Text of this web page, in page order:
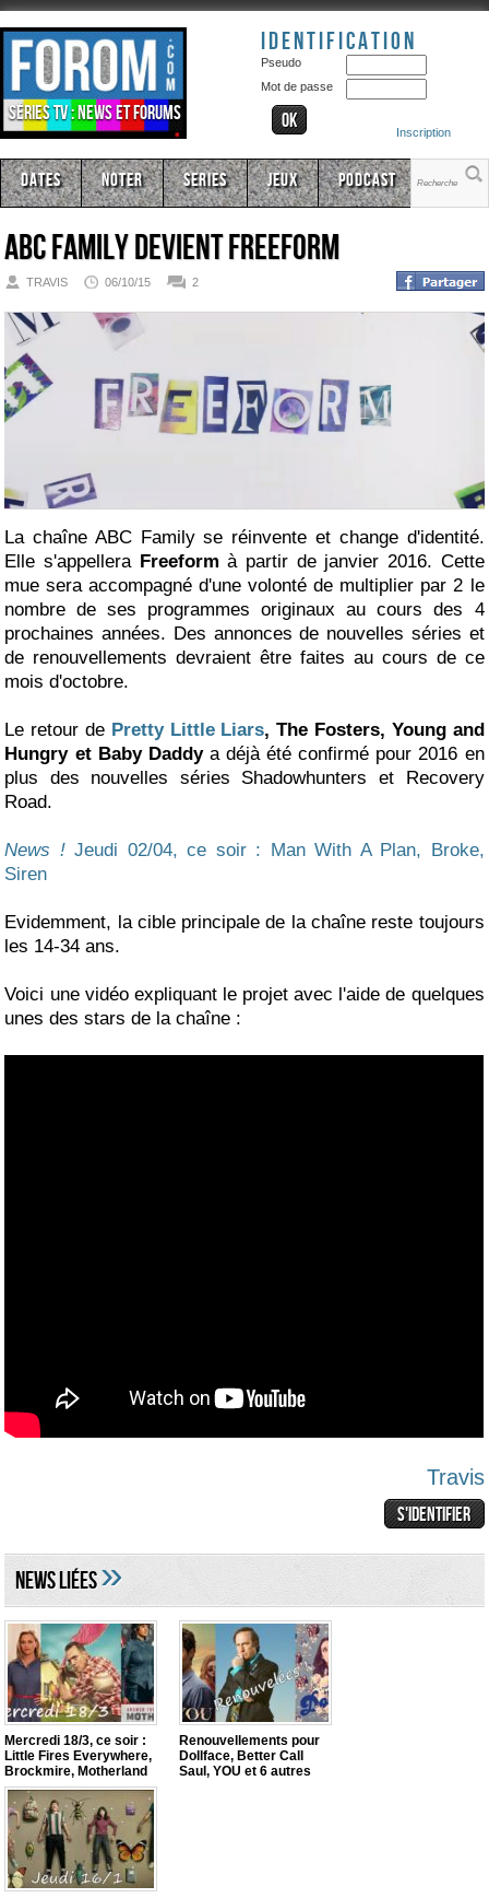
Séries TV : news et forums
Identification
Pseudo
Mot de passe
Inscription
Dates Noter Series Jeux Podcast
ABC Family devient Freeform
TRAVIS 06/10/15 2
La chaîne ABC Family se réinvente et change d'identité.
Elle s'appellera Freeform à partir de janvier 2016. Cette
mue sera accompagné d'une volonté de multiplier par 2 le
nombre de ses programmes originaux au cours des 4
prochaines années. Des annonces de nouvelles séries et
de renouvellements devraient être faites au cours de ce
mois d'octobre.
Le retour de Pretty Little Liars, The Fosters, Young and
Hungry et Baby Daddya déjà été confirmé pour 2016 en
plus des nouvelles séries Shadowhunters et Recovery
Road.
News !Jeudi 02/04, ce soir : Man With A Plan, Broke,
Siren
Evidemment, la cible principale de la chaîne reste toujours
les 14-34 ans.
Voici une vidéo expliquant le projet avec l'aide de quelques
unes des stars de la chaîne :
Travis
NEWS LIéES»
Mercredi 18/3, ce soir :
Little Fires Everywhere,
Brockmire, Motherland
Renouvellements pour
Dollface, Better Call
Saul, YOU et 6 autres